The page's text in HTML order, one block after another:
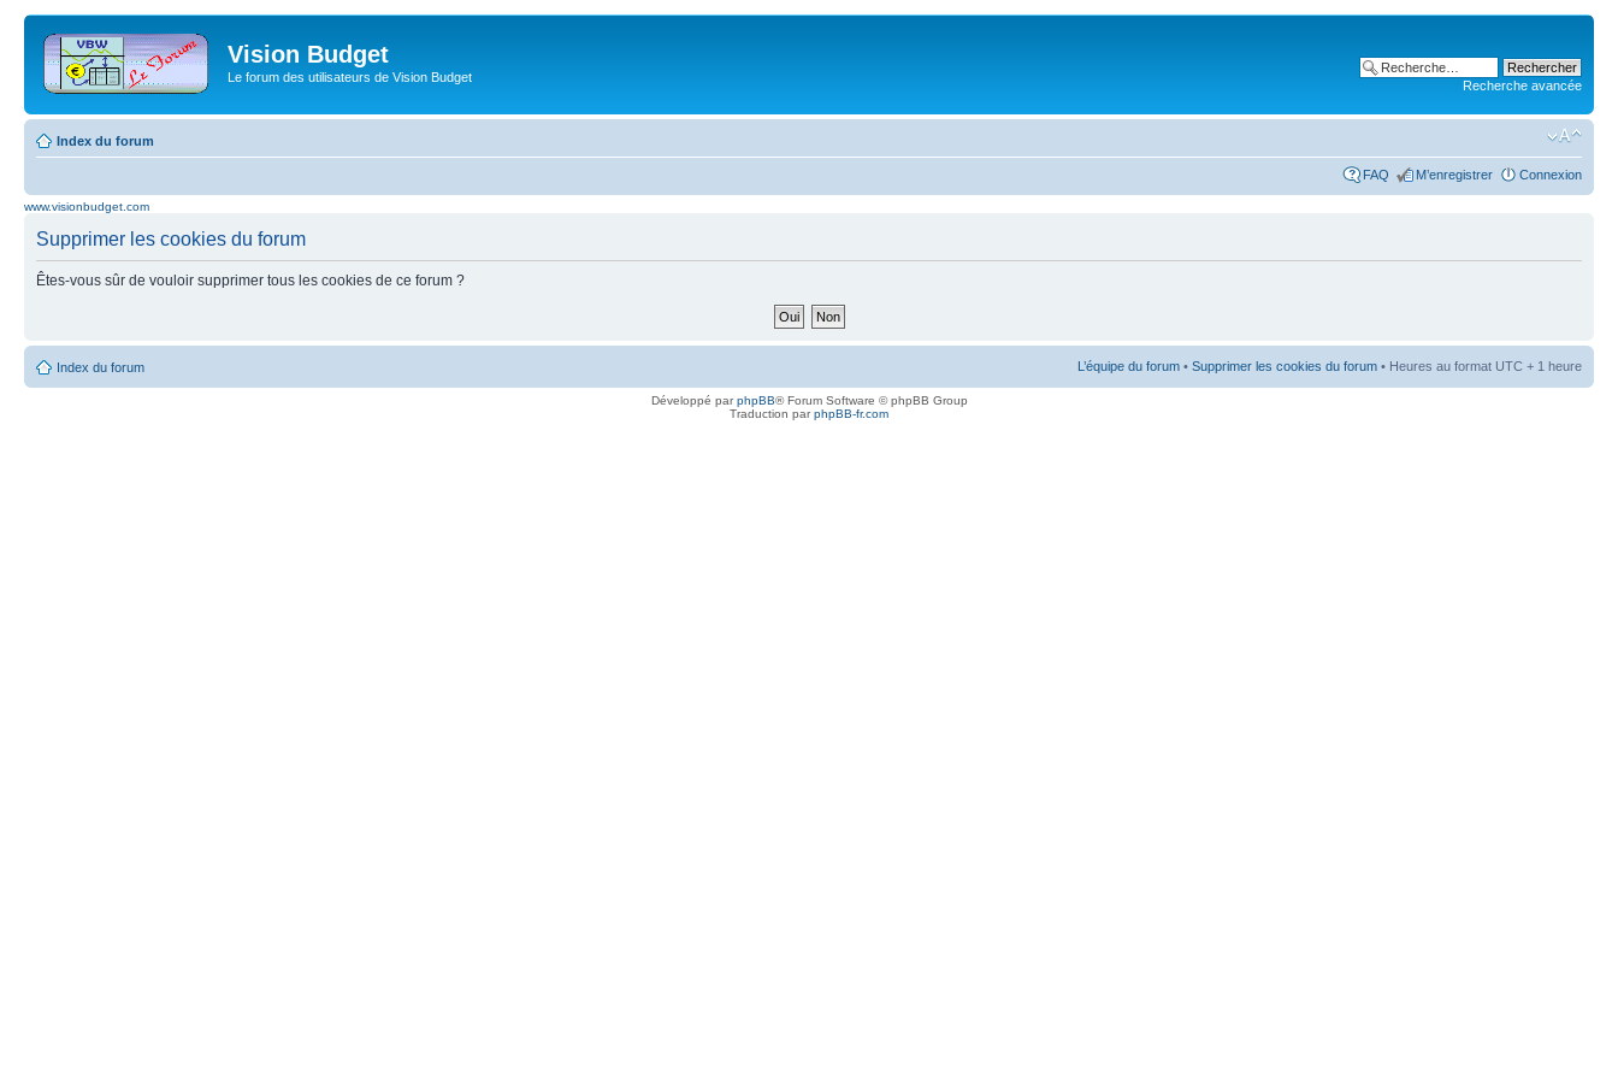
Vision Budget
Le forum des utilisateurs de Vision Budget
Recherche avancée
Index du forum
FAQ M’enregistrer Connexion
www.visionbudget.com
Supprimer les cookies du forum
Êtes-vous sûr de vouloir supprimer tous les cookies de ce forum ?
Index du forum L’équipe du forum • Supprimer les cookies du forum • Heures au format UTC + 1 heure
Développé parphpBB® Forum Software © phpBB Group
Traduction parphpBB-fr.com